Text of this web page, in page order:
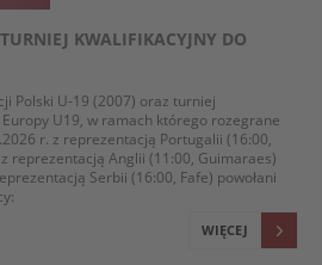
KWALIFIKACYJNY DO
Polski U-19 (2007) oraz turniej
U19, w ramach którego rozegrane
r. z reprezentacją Portugalii (16:00,
reprezentacją Anglii (11:00, Guimaraes)
Serbii (16:00, Fafe) powołani
WIĘCEJ